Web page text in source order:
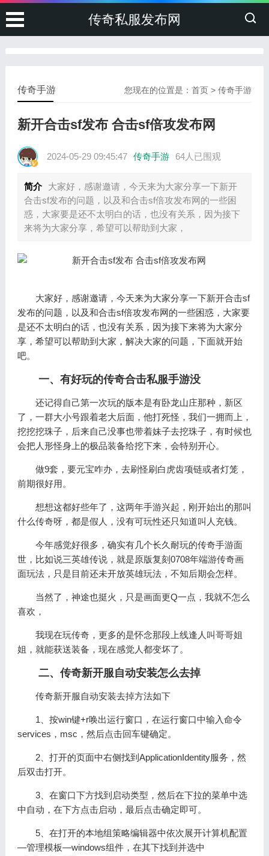
传奇私服发布网
您现在的位置是：首页 >传奇手游
传奇手游
新开合击sf发布 合击sf倍攻发布网
2024-05-29 09:45:47 传奇手游 64人已围观
简介
大家好，感谢邀请，今天来为大家分享一下新开
合击sf发布的问题，以及和合击sf倍攻发布网的一些困
惑，大家要是还不太明白的话，也没有关系，因为接下
来将为大家分享，希望可以帮助到大家，
大家好，感谢邀请，今天来为大家分享一下新开合击sf
发布的问题，以及和合击sf倍攻发布网的一些困惑，大家要
是还不太明白的话，也没有关系，因为接下来将为大家分
享，希望可以帮助到大家，解决大家的问题，下面就开始
吧。
一、有好玩的传奇合击私服手游没
还记得自己第一次玩的版本是有卧龙山庄那种，新区
了，一群大小号跟着老大后面，他打死怪，我们一拥而上，
挖挖挖珠子，后来自己没事也带着妹子去挖珠子，有时候也
会把人形怪身上的极品装备给挖下来，会特别开心。
做9套，要元宝咋办，去刷怪刷白虎齿项链或者灯笼，
前期很好用。
想想这都好些年了，这两年手游兴起，刚开始出的那叫
什么传奇呀，都是假人，没有可玩性还只知道叫人充钱。
今年感觉好很多，确实有几个长久耐玩的传奇手游面
世，比如说三英雄传说，就是原版复刻0708年端游传奇画
面玩法，只是目前还未开放英雄玩法，不知后期会怎样。
当然了，神途也挺火，只是画面更Q一点，我就不怎么
喜欢，
我现在玩传奇，更多的是怀念那段上线逢人叫哥哥姐
姐，就能获送装备，现在感觉人都变坏了。
二、传奇新开服自动安装怎么去掉
传奇新开服自动安装去掉方法如下
1、按win键+r唤出运行窗口，在运行窗口中输入命令
services，msc，然后点击回车键确定。
2、打开的页面中右侧找到ApplicationIdentity服务，然
后双击打开。
3、在窗口下方找到启动类型，然后在下拉的菜单中选
中自动，在下方点击启动，最后点击确定即可。
5、在打开的本地组策略编辑器中依次展开计算机配置
—管理模板—windows组件，在其下找到并选中